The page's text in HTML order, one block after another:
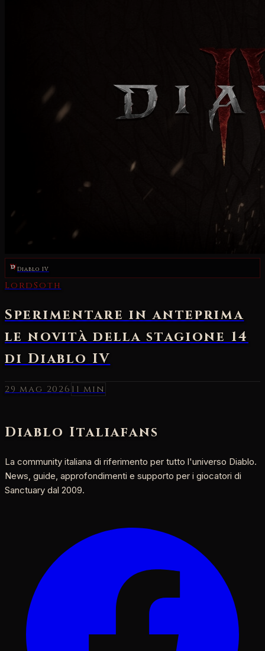
Diablo IV
29 mag 2026 11 min
Diablo Italiafans
La community italiana di riferimento per tutto l'universo Diablo.
News, guide, approfondimenti e supporto per i giocatori di
Sanctuary dal 2009.